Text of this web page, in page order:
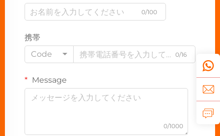
0/100
携帯
Code
0/16
Message
0/1000